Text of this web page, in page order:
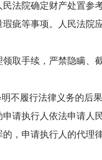
法院确定财产处置参
疵等事项。人民法院
取手续，严禁隐瞒、
履行法律义务的后
请执行人依法申请人
，申请执行人的代理